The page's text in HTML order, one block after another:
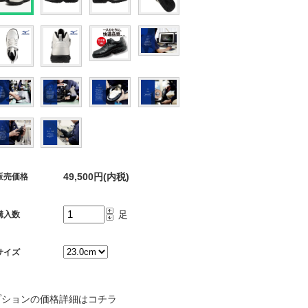
売価格 49,500円(内税)
入数 足
イズ
ョンの価格詳細はコチラ